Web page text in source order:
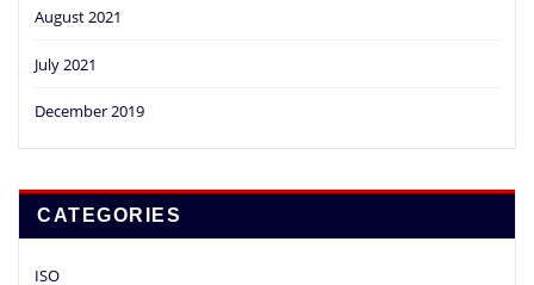
August 2021
July 2021
December 2019
CATEGORIES
ISO